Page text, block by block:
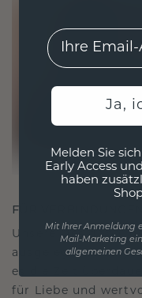
FÜR
Unsere
ausgelegt, wobei
es die Zeit
für Liebe und
EMail
Ja,
Melden Sie
Early Access
haben
Mit Ihrer Anmeldung
Mail-Marketing
allgemeinen